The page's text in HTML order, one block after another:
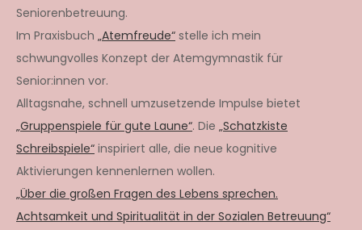
Seniorenbetreuung.
Im Praxisbuch „Atemfreude“ stelle ich mein
schwungvolles Konzept der Atemgymnastik für
Senior:innen vor.
Alltagsnahe, schnell umzusetzende Impulse bietet
„Gruppenspiele für gute Laune“. Die „Schatzkiste
Schreibspiele“ inspiriert alle, die neue kognitive
Aktivierungen kennenlernen wollen.
„Über die großen Fragen des Lebens sprechen.
Achtsamkeit und Spiritualität in der Sozialen Betreuung“